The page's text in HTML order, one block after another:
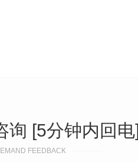
询 [5分钟内回电]
FEEDBACK